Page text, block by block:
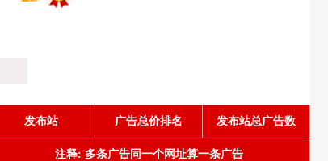
发布站 广告总价排名 发布站总广告数
注释: 多条广告同一个网址算一条广告